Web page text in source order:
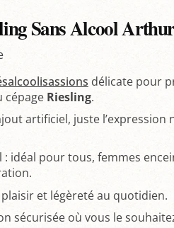
Sans Alcool
délicate pour
cépage Riesling.
artificiel, juste l’expression
idéal pour tous, femmes
et légèreté au quotidien.
sécurisée où vous le